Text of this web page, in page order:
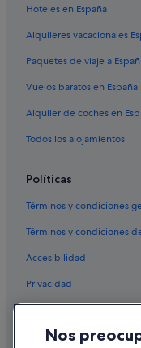
Independent hoteles
Hoteles en España
Alquileres vacacionales
Paquetes de viaje a
Vuelos baratos en España
Alquiler de coches en
Todos los alojamientos
Políticas
Términos y condiciones
Términos y condiciones
Accesibilidad
Privacidad
Condiciones de uso
Nos